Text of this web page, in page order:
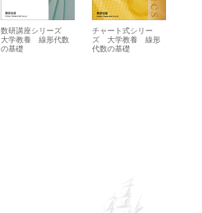
数研講座シリーズ
大学教養 線形代数
の基礎
チャート式シリー
ズ 大学教養 線形
代数の基礎